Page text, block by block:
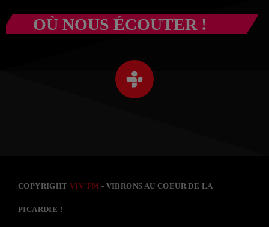
OÙ NOUS ÉCOUTER !
COPYRIGHTVIV'FM - VIBRONS AU COEUR DE LA
PICARDIE !